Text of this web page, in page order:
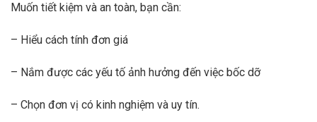
Muốn tiết kiệm và an toàn, bạn cần:
– Hiểu cách tính đơn giá
– Nắm được các yếu tố ảnh hưởng đến việc bốc dỡ
– Chọn đơn vị có kinh nghiệm và uy tín.